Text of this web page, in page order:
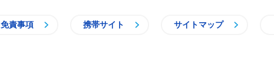
免責事項 携帯サイト サイトマップ